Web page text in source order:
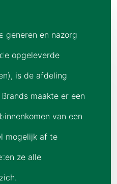
generen en nazorg
opgeleverde
is de afdeling
maakte er een
van een
mogelijk af te
ze alle